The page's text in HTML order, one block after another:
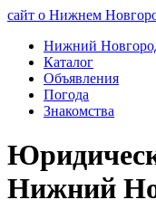
сайт о Нижнем
Нижний
Каталог
Объявления
Погода
Знакомства
Нижний